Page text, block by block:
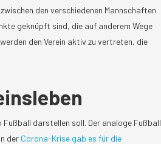
den verschiedenen Mannschaften
geknüpft sind, die auf anderem Wege
den Verein aktiv zu vertreten, die
darstellen soll. Der analoge Fußball
der Corona-Krise gab es für die